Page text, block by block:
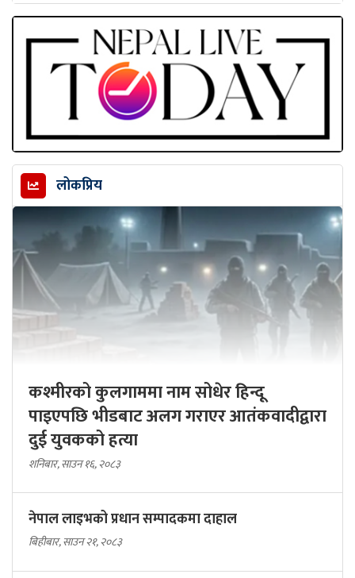
सबै हेर्नुहोस
लोकप्रिय
कश्मीरको कुलगाममा नाम सोधेर हिन्दू
पाइएपछि भीडबाट अलग गराएर आतंकवादीद्वारा
दुई युवकको हत्या
शनिबार, साउन १६, २०८३
नेपाल लाइभको प्रधान सम्पादकमा दाहाल
बिहीबार, साउन २१, २०८३